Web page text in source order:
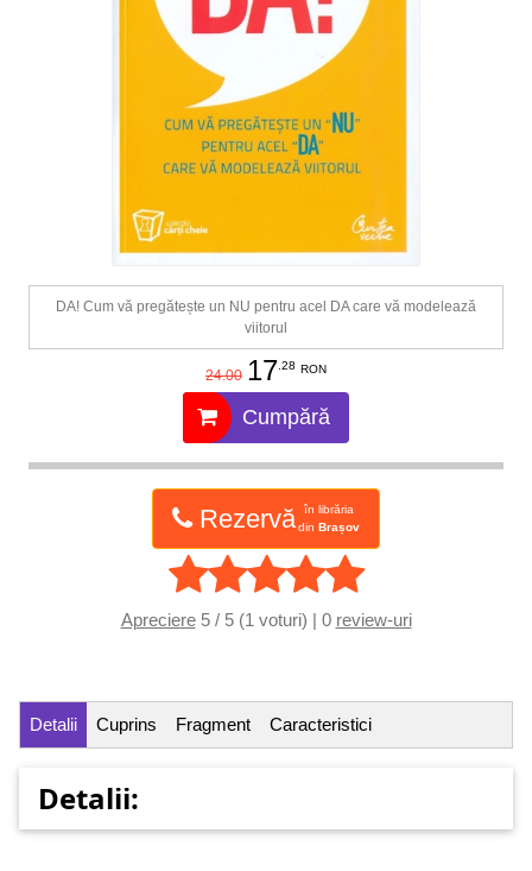
DA! Cum vă pregătește un NU pentru acel DA care vă modelează
viitorul
24.00 17.28 RON
Cumpără
Rezervă
în librăria
din Brașov
Apreciere5 / 5 (1 voturi) | 0 review-uri
Detalii Cuprins Fragment Caracteristici
Detalii: